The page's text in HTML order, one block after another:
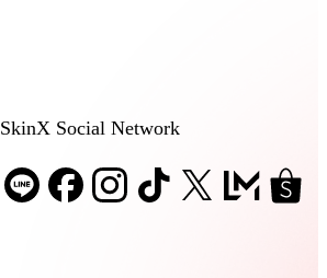
SkinX Social Network